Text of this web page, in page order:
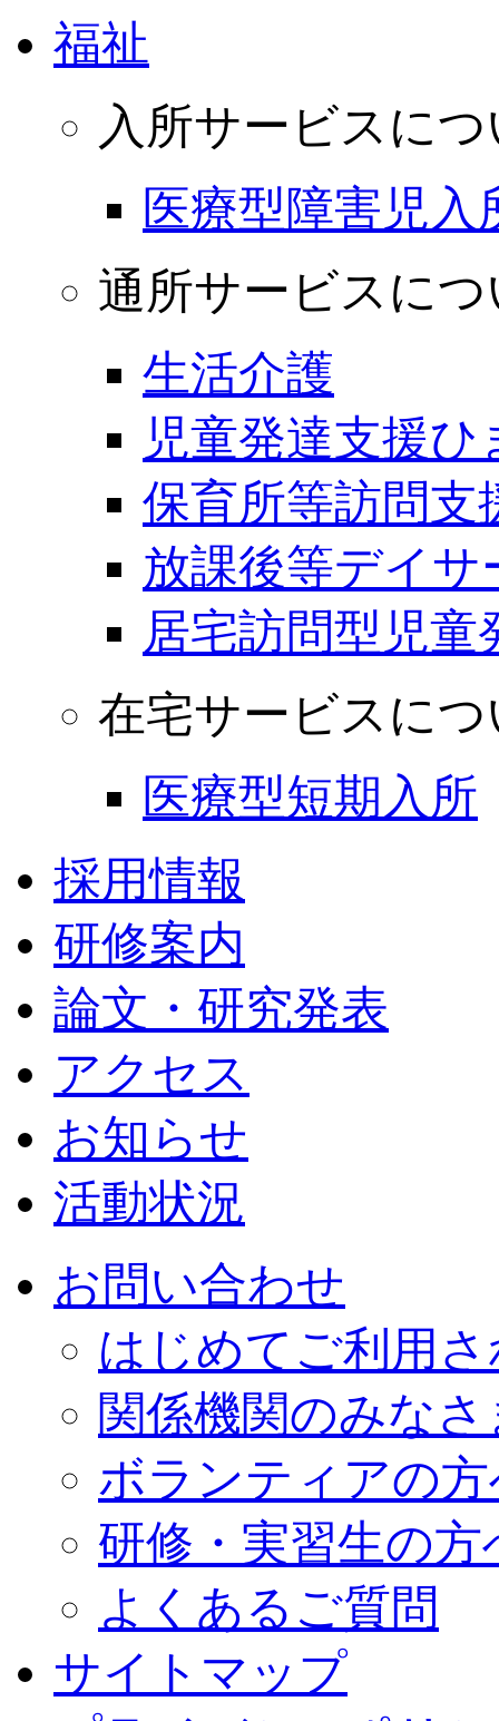
福祉
入所サービスに
医療型障害児入
通所サービスに
生活介護
児童発達支援ひ
保育所等訪問支
放課後等デイサ
居宅訪問型児童
在宅サービスに
医療型短期入所
採用情報
研修案内
論文・研究発表
アクセス
お知らせ
活動状況
お問い合わせ
はじめてご利用
関係機関のみな
ボランティアの
研修・実習生の方
よくあるご質問
サイトマップ